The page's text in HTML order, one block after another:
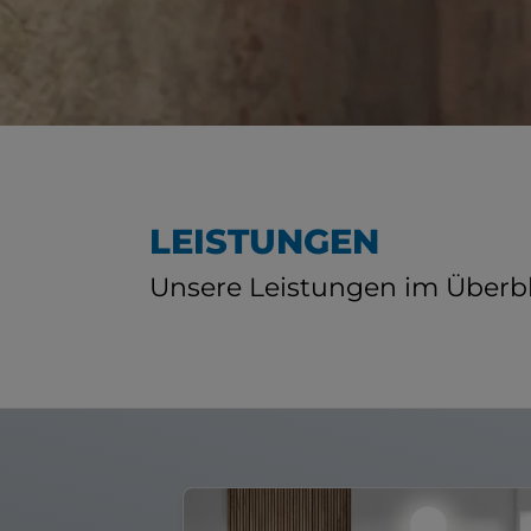
LEISTUNGEN
Unsere Leistungen im